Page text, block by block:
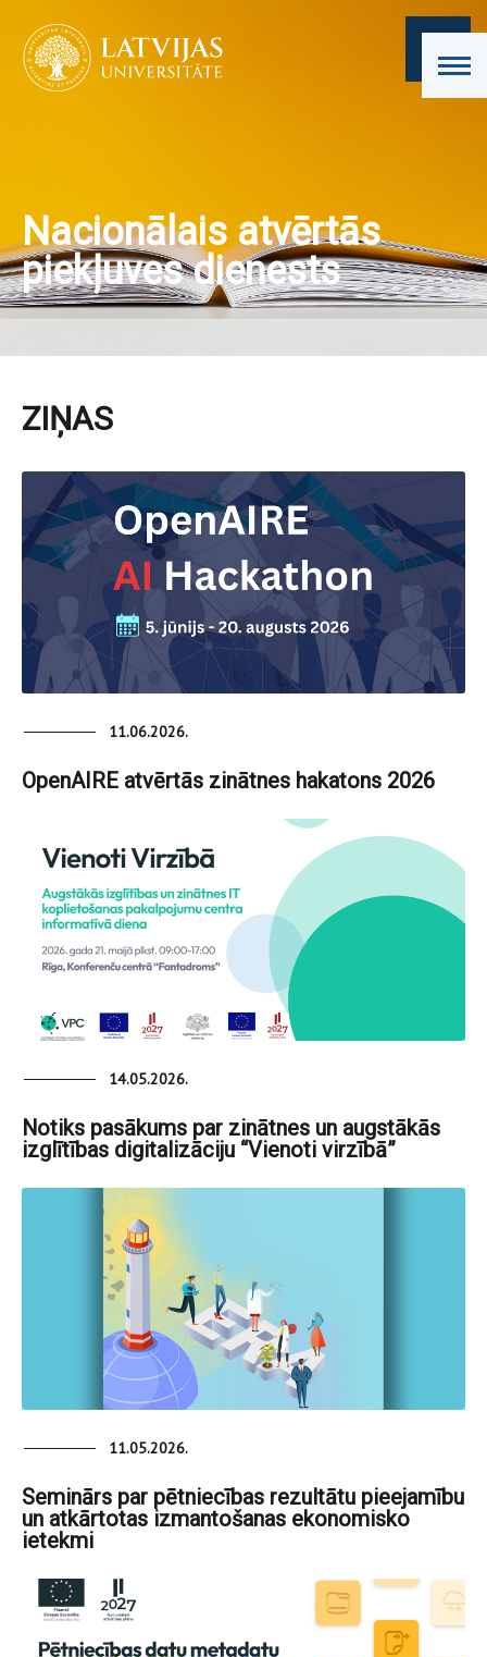
Nacionālais atvērtās
piekļuves dienests
ZIŅAS
11.06.2026.
OpenAIRE atvērtās zinātnes hakatons 2026
14.05.2026.
Notiks pasākums par zinātnes un augstākās
izglītības digitalizāciju “Vienoti virzībā”
11.05.2026.
Seminārs par pētniecības rezultātu pieejamību
un atkārtotas izmantošanas ekonomisko
ietekmi